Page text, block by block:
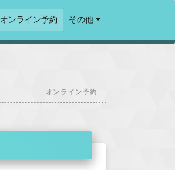
オンライン予約 その他
オンライン予約